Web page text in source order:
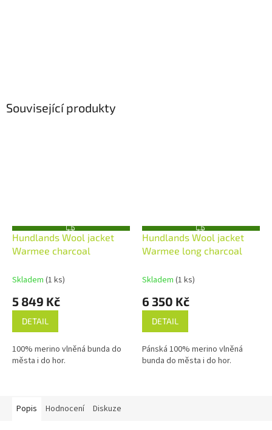
Související produkty
Z
D
A
R
Hundlands Wool jacket
Warmee charcoal
Skladem (1 ks)
5 849 Kč
DETAIL
100% merino vlněná bunda do
města i do hor.
Z
D
A
R
Hundlands Wool jacket
Warmee long charcoal
Skladem (1 ks)
6 350 Kč
DETAIL
Pánská 100% merino vlněná
bunda do města i do hor.
Popis Hodnocení Diskuze